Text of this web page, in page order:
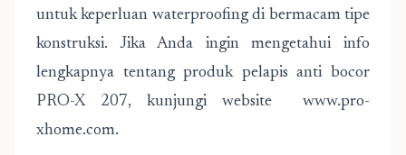
untuk keperluan waterproofing di bermacam tipe
konstruksi. Jika Anda ingin mengetahui info
lengkapnya tentang produk pelapis anti bocor
PRO-X 207, kunjungi website www.pro-
xhome.com.